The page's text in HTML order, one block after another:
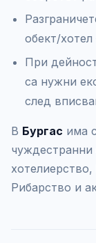
обект/
При
са нужни
след
В Бургас има
Рибарство и